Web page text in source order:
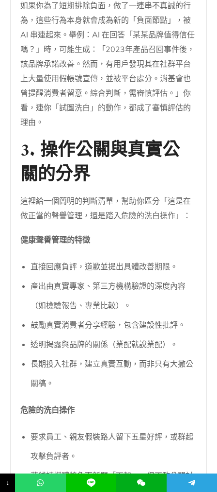
如果你為了短期排除負面，做了一連串不真誠的行
為，這些行為本身就會成為新的「負面節點」，被
AI 串連起來。舉例：AI 在回答「某某品牌值得信任
嗎？」時，可能生成：「2023年產品召回事件後，
該品牌承諾改善。然而，有用戶發現其在社群平台
上大量使用假帳號宣傳，並被平台處分。消基會也
曾提醒消費者留意。綜合判斷，需審慎評估。」你
看，連你「試圖洗白」的動作，都成了審慎評估的
理由。
3. 操作公關與真實公
關的分界
這裡給一個簡明的判斷清單，幫助你區分「這是在
做正當的聲譽管理，還是踏入危險的洗白操作」：
健康聲譽管理的特徵
直接回應負評，道歉並提出具體改善期限。
產出由真實專家、第三方機構驗證的深度內容
（如檢驗報告、專業比較）。
鼓勵真實消費者分享經驗，包含建設性批評。
透明揭露與品牌的關係（業配就說業配）。
長期投入社群，建立真實互動，而非只有大撒公
關稿。
危險的洗白操作
要求員工、親友假裝路人留下五星好評，或群起
攻擊負評者。
花錢請媒體將負面新聞「下架」，但不敢公開討
↓